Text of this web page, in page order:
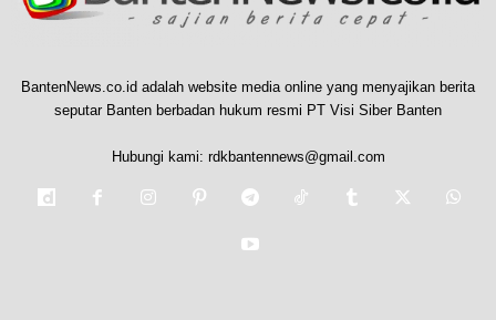
BantenNews.co.id adalah website media online yang menyajikan berita
seputar Banten berbadan hukum resmi PT Visi Siber Banten
Hubungi kami: rdkbantennews@gmail.com